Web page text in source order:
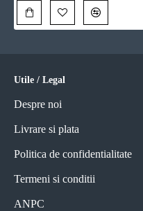
Utile / Legal
Despre noi
Livrare si plata
Politica de confidentialitate
Termeni si conditii
ANPC